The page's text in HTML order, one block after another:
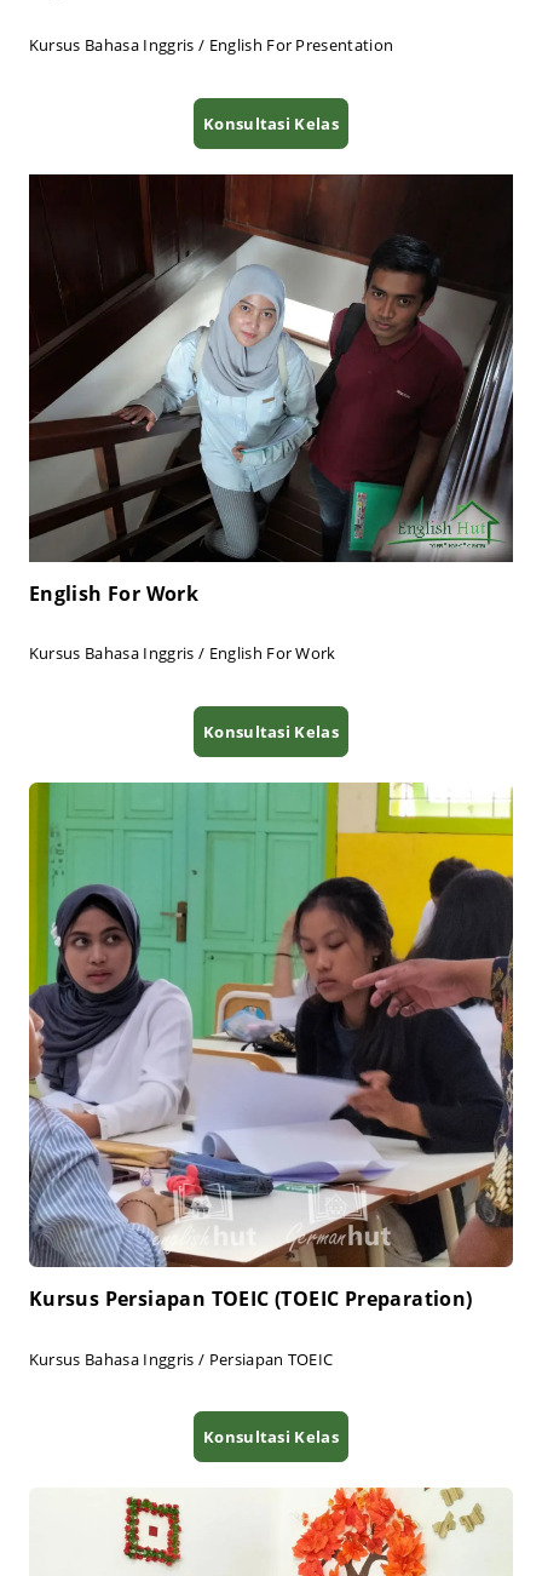
Kursus Bahasa Inggris / English For Presentation
Konsultasi Kelas
English For Work
Kursus Bahasa Inggris / English For Work
Konsultasi Kelas
Kursus Persiapan TOEIC (TOEIC Preparation)
Kursus Bahasa Inggris / Persiapan TOEIC
Konsultasi Kelas